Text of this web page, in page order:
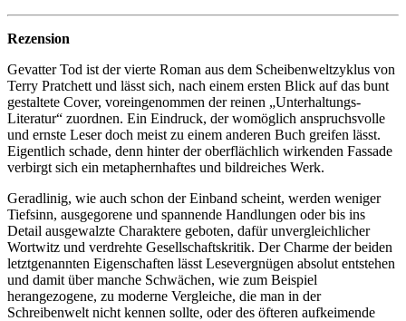
Rezension
Gevatter Tod ist der vierte Roman aus dem Scheibenweltzyklus von
Terry Pratchett und lässt sich, nach einem ersten Blick auf das bunt
gestaltete Cover, voreingenommen der reinen „Unterhaltungs-
Literatur“ zuordnen. Ein Eindruck, der womöglich anspruchsvolle
und ernste Leser doch meist zu einem anderen Buch greifen lässt.
Eigentlich schade, denn hinter der oberflächlich wirkenden Fassade
verbirgt sich ein metaphernhaftes und bildreiches Werk.
Geradlinig, wie auch schon der Einband scheint, werden weniger
Tiefsinn, ausgegorene und spannende Handlungen oder bis ins
Detail ausgewalzte Charaktere geboten, dafür unvergleichlicher
Wortwitz und verdrehte Gesellschaftskritik. Der Charme der beiden
letztgenannten Eigenschaften lässt Lesevergnügen absolut entstehen
und damit über manche Schwächen, wie zum Beispiel
herangezogene, zu moderne Vergleiche, die man in der
Schreibenwelt nicht kennen sollte, oder des öfteren aufkeimende